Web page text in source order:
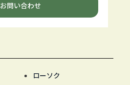
お問い合わせ
ローソク